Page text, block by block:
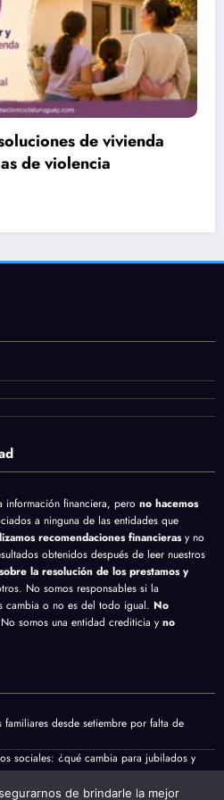
de Empleo: subsidios de
para postularse a
información financiera, perono hacemos
a ninguna de las entidades que
recomendaciones financierasy no
obtenidos después de leer nuestros
la resolución de los prestamos y
No somos responsables si la
cambia o no es del todo igual. No
desde setiembre por falta de
de brindarle la mejor